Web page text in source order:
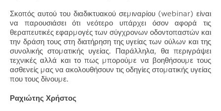
Σκοπός αυτού του διαδικτυακού σεμιναρίου (webinar) είναι
να παρουσιάσει ότι νεότερο υπάρχει όσον αφορά τις
θεραπευτικές εφαρμογές των σύγχρονων οδοντοπαστών και
την δράση τους στη διατήρηση της υγείας των ούλων και της
συνολικής στοματικής υγείας. Παράλληλα, θα περιγράψει
τεχνικές αλλά και το πως μπορούμε να βοηθήσουμε τους
ασθενείς μας να ακολουθήσουν τις οδηγίες στοματικής υγείας
που τους δίνουμε.
Ραχιώτης Χρήστος